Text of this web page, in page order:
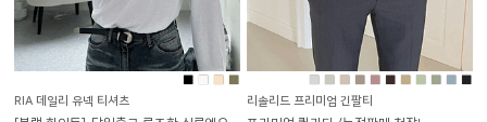
RIA 데일리 유넥 티셔츠 리솔리드 프리미엄 긴팔티